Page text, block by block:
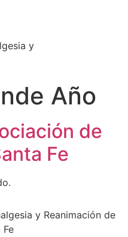
y
Año
de
Fe
y Reanimación de
Fe